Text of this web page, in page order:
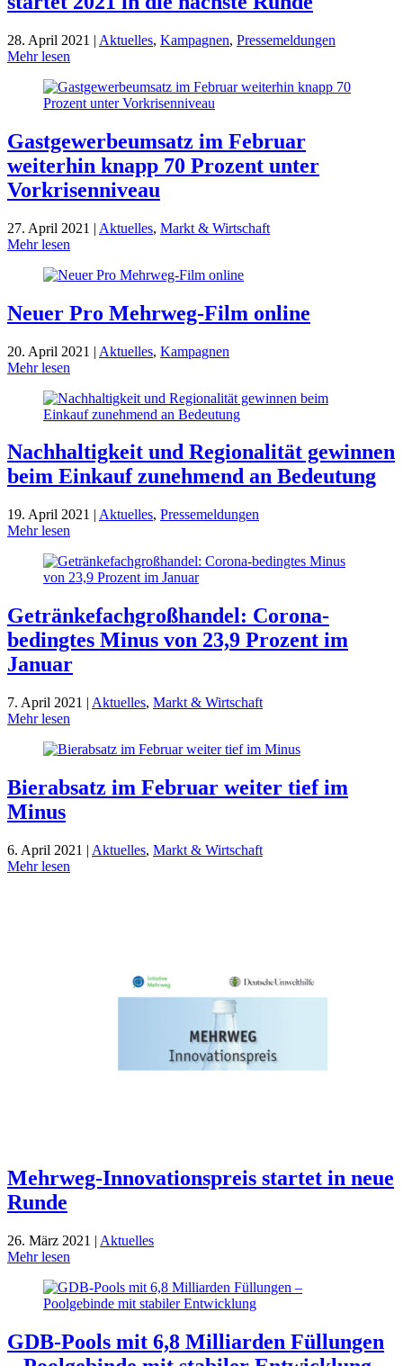
28. April 2021 | Aktuelles, Kampagnen, Pressemeldungen
Mehr lesen
Gastgewerbeumsatz im Februar
weiterhin knapp 70 Prozent unter
Vorkrisenniveau
27. April 2021 | Aktuelles, Markt & Wirtschaft
Mehr lesen
Neuer Pro Mehrweg-Film online
20. April 2021 | Aktuelles, Kampagnen
Mehr lesen
Nachhaltigkeit und Regionalität gewinnen
beim Einkauf zunehmend an Bedeutung
19. April 2021 | Aktuelles, Pressemeldungen
Mehr lesen
Getränke­fach­groß­handel: Corona-
bedingtes Minus von 23,9 Prozent im
Januar
7. April 2021 | Aktuelles, Markt & Wirtschaft
Mehr lesen
Bierabsatz im Februar weiter tief im
Minus
6. April 2021 | Aktuelles, Markt & Wirtschaft
Mehr lesen
Mehrweg-Innovationspreis startet in neue
Runde
26. März 2021 | Aktuelles
Mehr lesen
GDB-Pools mit 6,8 Milliarden Füllungen